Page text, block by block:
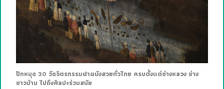
ปักหมุด 30 วัดจิตรกรรมฝาผนังสวยทั่วไทย ครบตั้งแต่ช่างหลวง ช่าง
ชาวบ้าน ไปถึงศิลปะร่วมสมัย